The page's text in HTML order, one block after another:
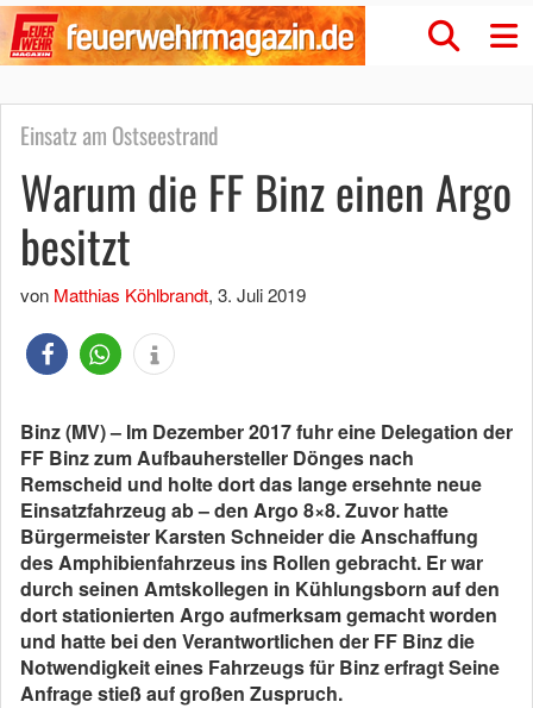
Einsatz am Ostseestrand
Warum die FF Binz einen Argo
besitzt
von Matthias Köhlbrandt, 3. Juli 2019
Binz (MV) – Im Dezember 2017 fuhr eine Delegation der
FF Binz zum Aufbauhersteller Dönges nach
Remscheid und holte dort das lange ersehnte neue
Einsatzfahrzeug ab – den Argo 8×8. Zuvor hatte
Bürgermeister Karsten Schneider die Anschaffung
des Amphibienfahrzeus ins Rollen gebracht. Er war
durch seinen Amtskollegen in Kühlungsborn auf den
dort stationierten Argo aufmerksam gemacht worden
und hatte bei den Verantwortlichen der FF Binz die
Notwendigkeit eines Fahrzeugs für Binz erfragt Seine
Anfrage stieß auf großen Zuspruch.